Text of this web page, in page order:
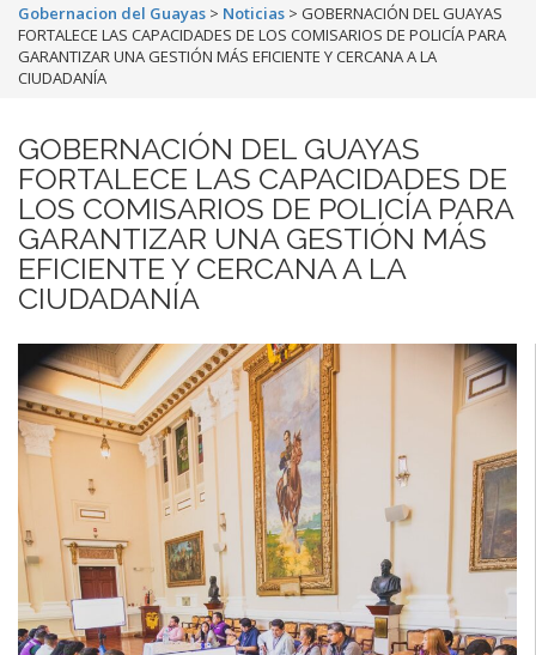
Gobernacion del Guayas > Noticias > GOBERNACIÓN DEL GUAYAS
FORTALECE LAS CAPACIDADES DE LOS COMISARIOS DE POLICÍA PARA
GARANTIZAR UNA GESTIÓN MÁS EFICIENTE Y CERCANA A LA
CIUDADANÍA
GOBERNACIÓN DEL GUAYAS
FORTALECE LAS CAPACIDADES DE
LOS COMISARIOS DE POLICÍA PARA
GARANTIZAR UNA GESTIÓN MÁS
EFICIENTE Y CERCANA A LA
CIUDADANÍA